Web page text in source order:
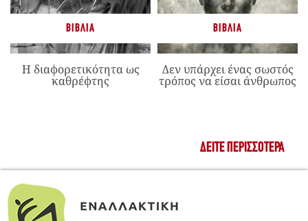
ΒΙΒΛΊΑ
Η διαφορετικότητα ως
καθρέφτης
ΒΙΒΛΊΑ
Δεν υπάρχει ένας σωστός
τρόπος να είσαι άνθρωπος
ΔΕΊΤΕ ΠΕΡΙΣΣΌΤΕΡΑ